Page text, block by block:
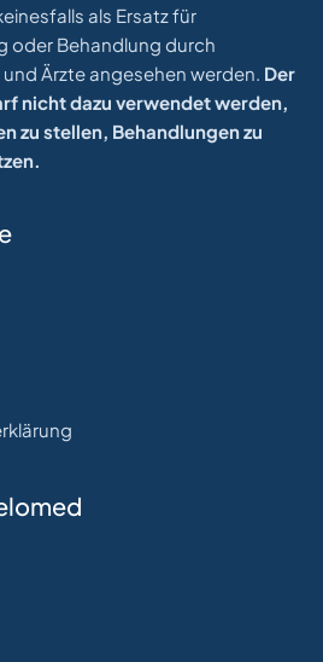
als Ersatz für
oder Behandlung durch
Ärzte angesehen werden. Der
nicht dazu verwendet werden,
zu stellen, Behandlungen zu